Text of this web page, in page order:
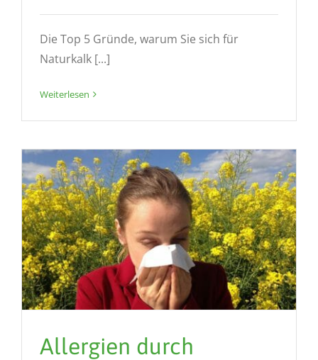
Die Top 5 Gründe, warum Sie sich für
Naturkalk [...]
Weiterlesen
Allergien durch